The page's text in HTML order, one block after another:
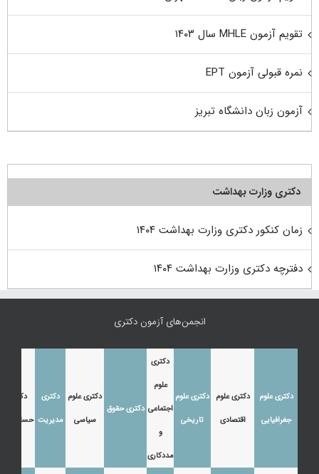
تقویم آزمون MHLE سال ۱۴۰۳
نمره قبولی آزمون EPT
آزمون زبان دانشگاه تبریز
دکتری وزارت بهداشت
زمان کنکور دکتری وزارت بهداشت ۱۴۰۴
دفترچه دکتری وزارت بهداشت ۱۴۰۴
انجمن‌های آزمون دکتری
دکتری علوم
جغرافیایی
دکتری علوم
اقتصادی
دکتری علوم
تاریخی
دکتری
علوم
اجتماعی
و
مددکاری
دکتری حقوق
دکتری علوم
سیاسی
دکتری
مدیریت
دکتری
حسابداری